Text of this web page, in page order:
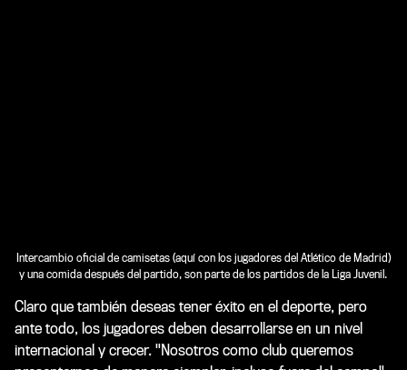
Intercambio oficial de camisetas (aquí con los jugadores del Atlético de Madrid)
y una comida después del partido, son parte de los partidos de la Liga Juvenil.
Claro que también deseas tener éxito en el deporte, pero
ante todo, los jugadores deben desarrollarse en un nivel
internacional y crecer. "Nosotros como club queremos